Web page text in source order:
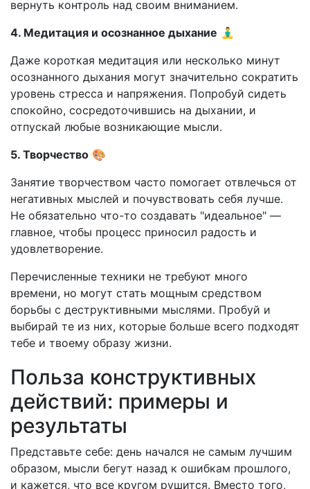
вернуть контроль над своим вниманием.
4. Медитация и осознанное дыхание 🧘‍♂️
Даже короткая медитация или несколько минут
осознанного дыхания могут значительно сократить
уровень стресса и напряжения. Попробуй сидеть
спокойно, сосредоточившись на дыхании, и
отпускай любые возникающие мысли.
5. Творчество 🎨
Занятие творчеством часто помогает отвлечься от
негативных мыслей и почувствовать себя лучше.
Не обязательно что-то создавать "идеальное" —
главное, чтобы процесс приносил радость и
удовлетворение.
Перечисленные техники не требуют много
времени, но могут стать мощным средством
борьбы с деструктивными мыслями. Пробуй и
выбирай те из них, которые больше всего подходят
тебе и твоему образу жизни.
Польза конструктивных
действий: примеры и
результаты
Представьте себе: день начался не самым лучшим
образом, мысли бегут назад к ошибкам прошлого,
и кажется, что все кругом рушится. Вместо того,